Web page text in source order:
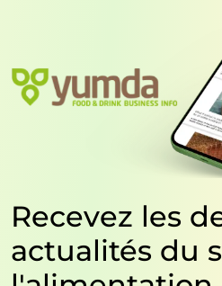
Recevez les
actualités du